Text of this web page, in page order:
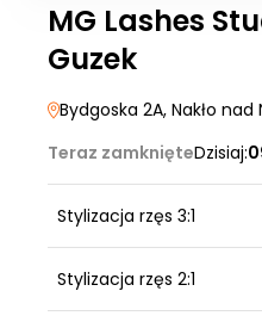
MG Lashes
Guzek
Bydgoska 2A, Nakło
Teraz zamknięteDzisiaj:
Stylizacja rzęs 3:1
Stylizacja rzęs 2:1